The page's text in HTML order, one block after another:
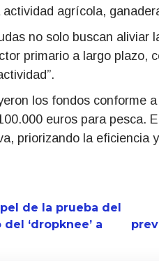
agrícola,
no solo buscan
primario a largo plazo,
los fondos conforme
euros para pesca.
priorizando la eficiencia
de la prueba del
‘dropknee’ a